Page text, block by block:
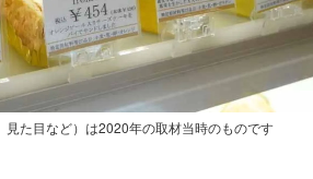
た目など）は2020年の取材当時のものです